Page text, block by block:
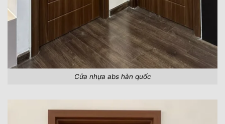
Cửa nhựa abs hàn quốc